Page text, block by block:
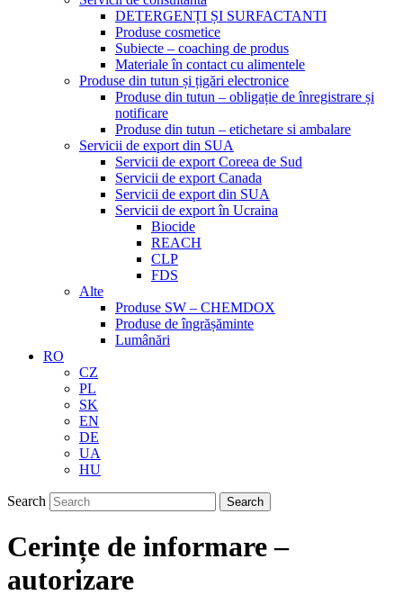
DETERGENȚI ȘI SURFACTANTI
Produse cosmetice
Subiecte – coaching de produs
Materiale în contact cu alimentele
Produse din tutun și țigări electronice
Produse din tutun – obligație de înregistrare și
notificare
Produse din tutun – etichetare si ambalare
Servicii de export din SUA
Servicii de export Coreea de Sud
Servicii de export Canada
Servicii de export din SUA
Servicii de export în Ucraina
Biocide
REACH
CLP
FDS
Alte
Produse SW – CHEMDOX
Produse de îngrășăminte
Lumânări
RO
CZ
PL
SK
EN
DE
UA
HU
Search
Cerințe de informare –
autorizare